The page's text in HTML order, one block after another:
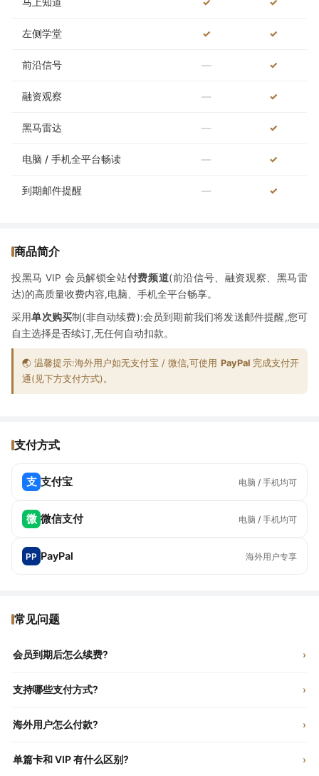
马上知道 ✓ ✓
左侧学堂 ✓ ✓
前沿信号 — ✓
融资观察 — ✓
黑马雷达 — ✓
电脑 / 手机全平台畅读 — ✓
到期邮件提醒 — ✓
商品简介
投黑马 VIP 会员解锁全站付费频道(前沿信号、融资观察、黑马雷
达)的高质量收费内容,电脑、手机全平台畅享。
采用单次购买制(非自动续费):会员到期前我们将发送邮件提醒,您可
自主选择是否续订,无任何自动扣款。
🌏 温馨提示:海外用户如无支付宝 / 微信,可使用 PayPal完成支付开
通(见下方支付方式)。
支付方式
支 支付宝 电脑 / 手机均可
微 微信支付 电脑 / 手机均可
PP PayPal 海外用户专享
常见问题
会员到期后怎么续费? ›
扣费。
支持哪些支付方式? ›
成支付开通。
海外用户怎么付款? ›
后将为您开通对应权限。
单篇卡和 VIP 有什么区别? ›